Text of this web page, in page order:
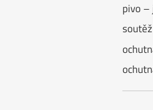
pivo –